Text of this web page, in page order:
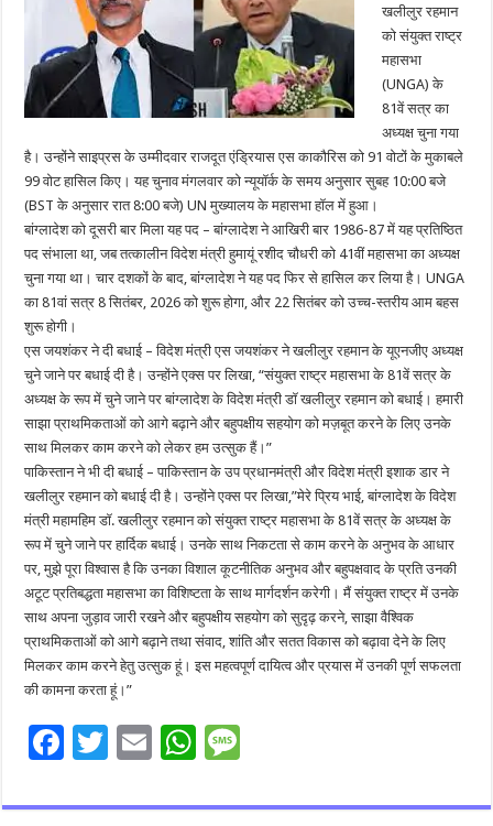
खलीलुर रहमान
को संयुक्त राष्ट्र
महासभा
(UNGA) के
81वें सत्र का
अध्यक्ष चुना गया
है। उन्होंने साइप्रस के उम्मीदवार राजदूत एंड्रियास एस काकौरिस को 91 वोटों के मुकाबले
99 वोट हासिल किए। यह चुनाव मंगलवार को न्यूयॉर्क के समय अनुसार सुबह 10:00 बजे
(BST के अनुसार रात 8:00 बजे) UN मुख्यालय के महासभा हॉल में हुआ।
बांग्लादेश को दूसरी बार मिला यह पद – बांग्लादेश ने आखिरी बार 1986-87 में यह प्रतिष्ठित
पद संभाला था, जब तत्कालीन विदेश मंत्री हुमायूं रशीद चौधरी को 41वीं महासभा का अध्यक्ष
चुना गया था। चार दशकों के बाद, बांग्लादेश ने यह पद फिर से हासिल कर लिया है। UNGA
का 81वां सत्र 8 सितंबर, 2026 को शुरू होगा, और 22 सितंबर को उच्च-स्तरीय आम बहस
शुरू होगी।
एस जयशंकर ने दी बधाई – विदेश मंत्री एस जयशंकर ने खलीलुर रहमान के यूएनजीए अध्यक्ष
चुने जाने पर बधाई दी है। उन्होंने एक्स पर लिखा, “संयुक्त राष्ट्र महासभा के 81वें सत्र के
अध्यक्ष के रूप में चुने जाने पर बांग्लादेश के विदेश मंत्री डॉ खलीलुर रहमान को बधाई। हमारी
साझा प्राथमिकताओं को आगे बढ़ाने और बहुपक्षीय सहयोग को मज़बूत करने के लिए उनके
साथ मिलकर काम करने को लेकर हम उत्सुक हैं।”
पाकिस्तान ने भी दी बधाई – पाकिस्तान के उप प्रधानमंत्री और विदेश मंत्री इशाक डार ने
खलीलुर रहमान को बधाई दी है। उन्होंने एक्स पर लिखा,”मेरे प्रिय भाई, बांग्लादेश के विदेश
मंत्री महामहिम डॉ. खलीलुर रहमान को संयुक्त राष्ट्र महासभा के 81वें सत्र के अध्यक्ष के
रूप में चुने जाने पर हार्दिक बधाई। उनके साथ निकटता से काम करने के अनुभव के आधार
पर, मुझे पूरा विश्वास है कि उनका विशाल कूटनीतिक अनुभव और बहुपक्षवाद के प्रति उनकी
अटूट प्रतिबद्धता महासभा का विशिष्टता के साथ मार्गदर्शन करेगी। मैं संयुक्त राष्ट्र में उनके
साथ अपना जुड़ाव जारी रखने और बहुपक्षीय सहयोग को सुदृढ़ करने, साझा वैश्विक
प्राथमिकताओं को आगे बढ़ाने तथा संवाद, शांति और सतत विकास को बढ़ावा देने के लिए
मिलकर काम करने हेतु उत्सुक हूं। इस महत्वपूर्ण दायित्व और प्रयास में उनकी पूर्ण सफलता
की कामना करता हूं।”
F
e
T
tt
E
ai
W
at sa